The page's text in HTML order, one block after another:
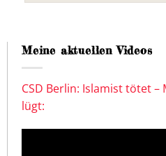
Meine aktuellen Videos
CSD Berlin: Islamist tötet
lügt: